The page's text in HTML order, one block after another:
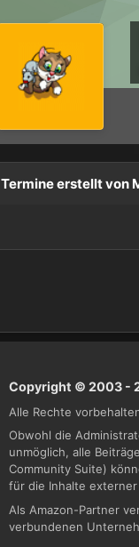
Termine erstellt von
Copyright © 2003 -
Alle Rechte
Obwohl die
unmöglich, alle
Community Suite)
für die Inhalte
Als Amazon-Partner
verbundenen